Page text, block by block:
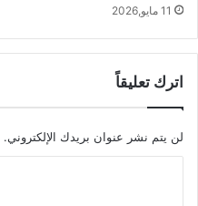
11 مايو,2026
اترك تعليقاً
لن يتم نشر عنوان بريدك الإلكتروني.